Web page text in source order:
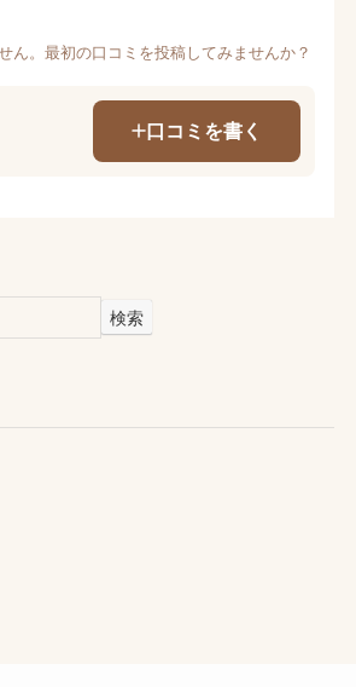
ん。最初の口コミを投稿してみませんか？
口コミを書く
検索